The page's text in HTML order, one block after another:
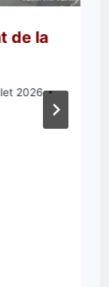
de la
2026